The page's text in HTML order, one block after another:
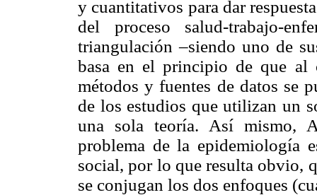
y cuantitativos para dar
del proceso salud-trabajo-
triangulación ‒siendo uno de
basa en el principio de que al
métodos y fuentes de datos se
de los estudios que utilizan un
una sola teoría. Así mismo,
problema de la epidemiología
social, por lo que resulta obvio,
se conjugan los dos enfoques